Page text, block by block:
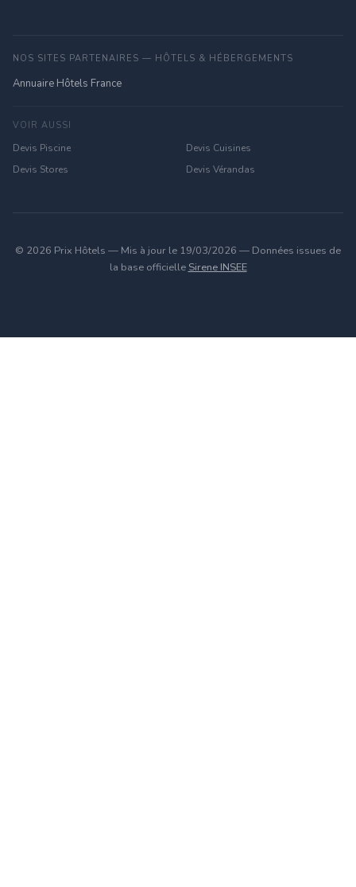
NOS SITES PARTENAIRES — HÔTELS & HÉBERGEMENTS
Annuaire Hôtels France
VOIR AUSSI
Devis Piscine
Devis Cuisines
Devis Stores
Devis Vérandas
© 2026 Prix Hôtels — Mis à jour le 19/03/2026 — Données issues de
la base officielle Sirene INSEE